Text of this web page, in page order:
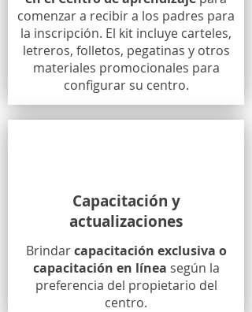
comenzar a recibir a los padres para
la inscripción. El kit incluye carteles,
letreros, folletos, pegatinas y otros
materiales promocionales para
configurar su centro.
Capacitación y
actualizaciones
Brindarcapacitación exclusiva o
capacitación en línea según la
preferencia del propietario del
centro.